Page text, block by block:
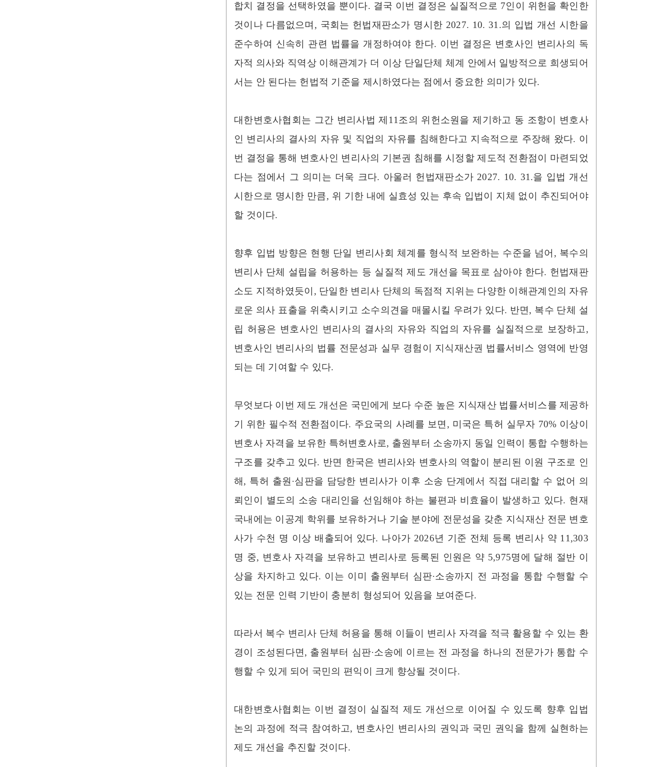
합치 결정을 선택하였을 뿐이다. 결국 이번 결정은 실질적으로 7인이 위헌을 확인한
것이나 다름없으며, 국회는 헌법재판소가 명시한 2027. 10. 31.의 입법 개선 시한을
준수하여 신속히 관련 법률을 개정하여야 한다. 이번 결정은 변호사인 변리사의 독
자적 의사와 직역상 이해관계가 더 이상 단일단체 체계 안에서 일방적으로 희생되어
서는 안 된다는 헌법적 기준을 제시하였다는 점에서 중요한 의미가 있다.
대한변호사협회는 그간 변리사법 제11조의 위헌소원을 제기하고 동 조항이 변호사
인 변리사의 결사의 자유 및 직업의 자유를 침해한다고 지속적으로 주장해 왔다. 이
번 결정을 통해 변호사인 변리사의 기본권 침해를 시정할 제도적 전환점이 마련되었
다는 점에서 그 의미는 더욱 크다. 아울러 헌법재판소가 2027. 10. 31.을 입법 개선
시한으로 명시한 만큼, 위 기한 내에 실효성 있는 후속 입법이 지체 없이 추진되어야
할 것이다.
향후 입법 방향은 현행 단일 변리사회 체계를 형식적 보완하는 수준을 넘어, 복수의
변리사 단체 설립을 허용하는 등 실질적 제도 개선을 목표로 삼아야 한다. 헌법재판
소도 지적하였듯이, 단일한 변리사 단체의 독점적 지위는 다양한 이해관계인의 자유
로운 의사 표출을 위축시키고 소수의견을 매몰시킬 우려가 있다. 반면, 복수 단체 설
립 허용은 변호사인 변리사의 결사의 자유와 직업의 자유를 실질적으로 보장하고,
변호사인 변리사의 법률 전문성과 실무 경험이 지식재산권 법률서비스 영역에 반영
되는 데 기여할 수 있다.
무엇보다 이번 제도 개선은 국민에게 보다 수준 높은 지식재산 법률서비스를 제공하
기 위한 필수적 전환점이다. 주요국의 사례를 보면, 미국은 특허 실무자 70% 이상이
변호사 자격을 보유한 특허변호사로, 출원부터 소송까지 동일 인력이 통합 수행하는
구조를 갖추고 있다. 반면 한국은 변리사와 변호사의 역할이 분리된 이원 구조로 인
해, 특허 출원·심판을 담당한 변리사가 이후 소송 단계에서 직접 대리할 수 없어 의
뢰인이 별도의 소송 대리인을 선임해야 하는 불편과 비효율이 발생하고 있다. 현재
국내에는 이공계 학위를 보유하거나 기술 분야에 전문성을 갖춘 지식재산 전문 변호
사가 수천 명 이상 배출되어 있다. 나아가 2026년 기준 전체 등록 변리사 약 11,303
명 중, 변호사 자격을 보유하고 변리사로 등록된 인원은 약 5,975명에 달해 절반 이
상을 차지하고 있다. 이는 이미 출원부터 심판·소송까지 전 과정을 통합 수행할 수
있는 전문 인력 기반이 충분히 형성되어 있음을 보여준다.
따라서 복수 변리사 단체 허용을 통해 이들이 변리사 자격을 적극 활용할 수 있는 환
경이 조성된다면, 출원부터 심판·소송에 이르는 전 과정을 하나의 전문가가 통합 수
행할 수 있게 되어 국민의 편익이 크게 향상될 것이다.
대한변호사협회는 이번 결정이 실질적 제도 개선으로 이어질 수 있도록 향후 입법
논의 과정에 적극 참여하고, 변호사인 변리사의 권익과 국민 권익을 함께 실현하는
제도 개선을 추진할 것이다.